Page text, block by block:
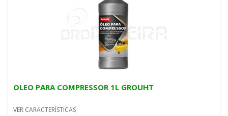
OLEO PARA COMPRESSOR 1L GROUHT
VER CARACTERÍSTICAS